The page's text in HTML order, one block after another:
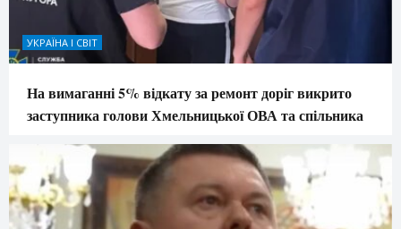
УКРАЇНА І СВІТ
На вимаганні 5% відкату за ремонт доріг викрито
заступника голови Хмельницької ОВА та спільника